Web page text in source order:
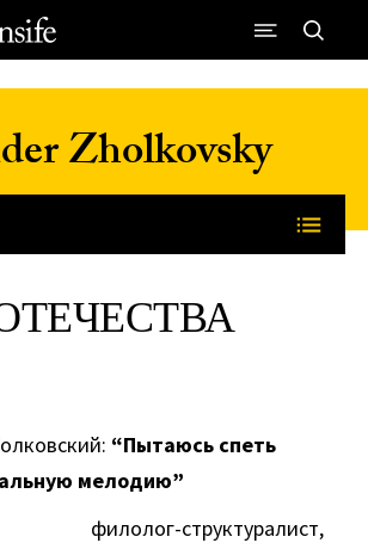
Zholkovsky
“Пытаюсь спеть
мелодию”
филолог-структуралист,